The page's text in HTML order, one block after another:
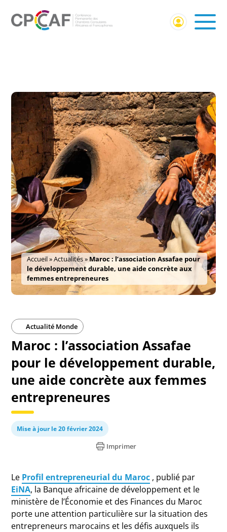
Accueil»Actualités» Maroc : l’association Assafae pour
le développement durable, une aide concrète aux
femmes entrepreneures
Actualité Monde
Maroc : l’association Assafae
pour le développement durable,
une aide concrète aux femmes
entrepreneures
Mise à jour le 20 février 2024
Imprimer
Le Profil entrepreneurial du Maroc , publié par
EiNA, la Banque africaine de développement et le
ministère de l’Économie et des Finances du Maroc
porte une attention particulière sur la situation des
entrepreneurs marocains et les défis auxquels ils